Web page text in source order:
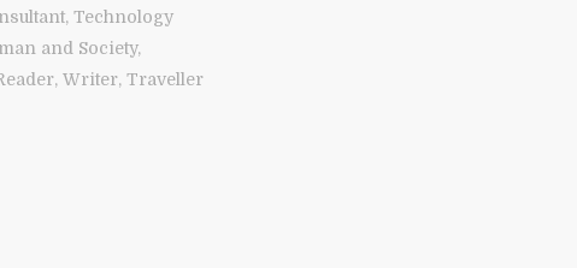
Technology
and Society,
Writer, Traveller